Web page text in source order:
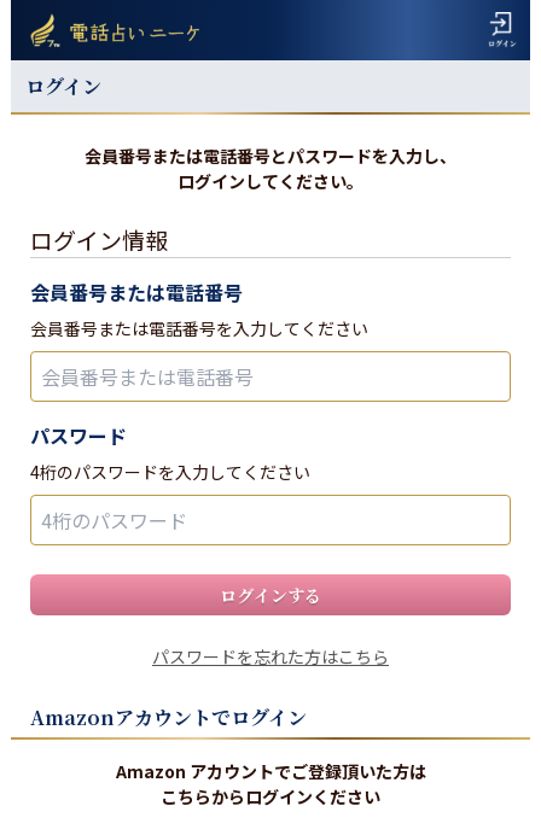
ログイン
会員番号または電話番号とパスワードを入力し、
ログインしてください。
ログイン情報
会員番号または電話番号
会員番号または電話番号を入力してください
パスワード
4桁のパスワードを入力してください
ログインする
パスワードを忘れた方はこちら
Amazonアカウントでログイン
Amazon アカウントでご登録頂いた方は
こちらからログインください